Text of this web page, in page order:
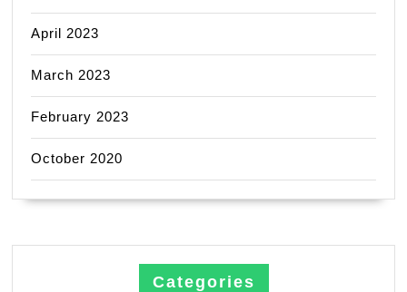
April 2023
March 2023
February 2023
October 2020
Categories